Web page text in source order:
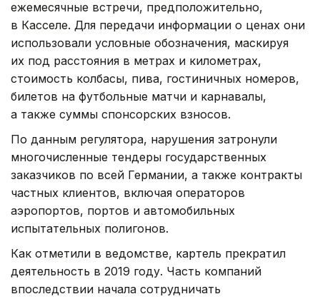
ежемесячные встречи, предположительно,
в Касселе. Для передачи информации о ценах они
использовали условные обозначения, маскируя
их под расстояния в метрах и километрах,
стоимость колбасы, пива, гостиничных номеров,
билетов на футбольные матчи и карнавалы,
а также суммы спонсорских взносов.
По данным регулятора, нарушения затронули
многочисленные тендеры государственных
заказчиков по всей Германии, а также контракты
частных клиентов, включая операторов
аэропортов, портов и автомобильных
испытательных полигонов.
Как отметили в ведомстве, картель прекратил
деятельность в 2019 году. Часть компаний
впоследствии начала сотрудничать